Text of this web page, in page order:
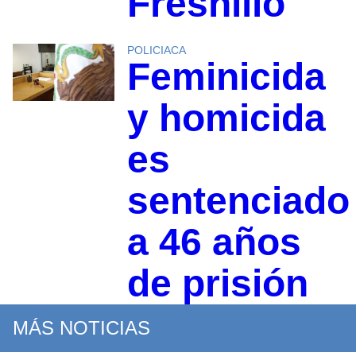
POLICIACA
Feminicida
y homicida
es
sentenciado
a 46 años
de prisión
MÁS NOTICIAS